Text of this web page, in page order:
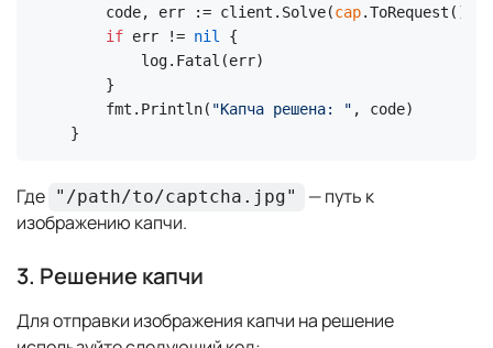
    code, err := client.Solve(
cap.ToRequest())
if err != nil {
        log.Fatal(err)
    }
    fmt.Println(
"Капча решена: " , code)
}
Где "/path/to/captcha.jpg"
— путь к
изображению капчи.
3. Решение капчи
Для отправки изображения капчи на решение